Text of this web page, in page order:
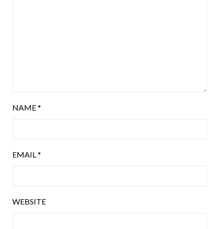
NAME*
EMAIL*
WEBSITE